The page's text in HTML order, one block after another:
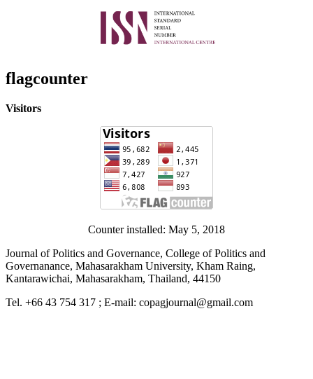
flagcounter
Visitors
Counter installed: May 5, 2018
Journal of Politics and Governance, College of Politics and
Governanance, Mahasarakham University, Kham Raing,
Kantarawichai, Mahasarakham, Thailand, 44150
Tel. +66 43 754 317 ; E-mail: copagjournal@gmail.com